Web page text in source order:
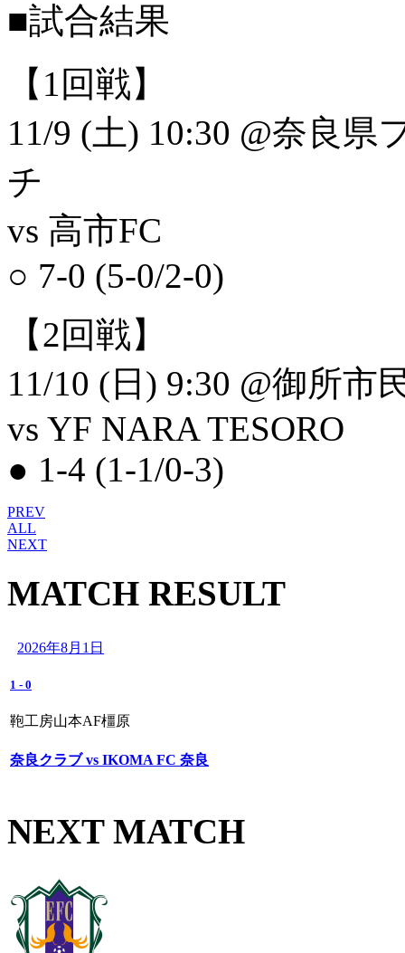
■試合結果
【1回戦】
11/9 (土) 10:30 @奈良
チ
vs 高市FC
○ 7-0 (5-0/2-0)
【2回戦】
11/10 (日) 9:30 @御所市
vs YF NARA TESORO
● 1-4 (1-1/0-3)
PREV
ALL
NEXT
MATCH RESULT
2026年8月1日
1 - 0
鞄工房山本AF橿原
奈良クラブ vs IKOMA FC 奈良
NEXT MATCH